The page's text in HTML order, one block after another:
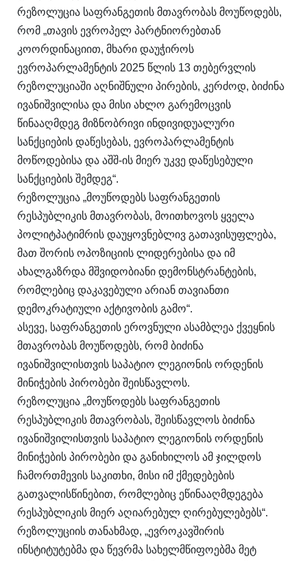
რეზოლუცია საფრანგეთის მთავრობას მოუწოდებს,
რომ „თავის ევროპელ პარტნიორებთან
კოორდინაციით, მხარი დაუჭიროს
ევროპარლამენტის 2025 წლის 13 თებერვლის
რეზოლუციაში აღნიშნული პირების, კერძოდ, ბიძინა
ივანიშვილისა და მისი ახლო გარემოცვის
წინააღმდეგ მიზნობრივი ინდივიდუალური
სანქციების დაწესებას, ევროპარლამენტის
მოწოდებისა და აშშ-ის მიერ უკვე დაწესებული
სანქციების შემდეგ“.
რეზოლუცია „მოუწოდებს საფრანგეთის
რესპუბლიკის მთავრობას, მოითხოვოს ყველა
პოლიტპატიმრის დაუყოვნებლივ გათავისუფლება,
მათ შორის ოპოზიციის ლიდერებისა და იმ
ახალგაზრდა მშვიდობიანი დემონსტრანტების,
რომლებიც დაკავებული არიან თავიანთი
დემოკრატიული აქტივობის გამო“.
ასევე, საფრანგეთის ეროვნული ასამბლეა ქვეყნის
მთავრობას მოუწოდებს, რომ ბიძინა
ივანიშვილისთვის საპატიო ლეგიონის ორდენის
მინიჭების პირობები შეისწავლოს.
რეზოლუცია „მოუწოდებს საფრანგეთის
რესპუბლიკის მთავრობას, შეისწავლოს ბიძინა
ივანიშვილისთვის საპატიო ლეგიონის ორდენის
მინიჭების პირობები და განიხილოს ამ ჯილდოს
ჩამორთმევის საკითხი, მისი იმ ქმედებების
გათვალისწინებით, რომლებიც ეწინააღმდეგება
რესპუბლიკის მიერ აღიარებულ ღირებულებებს“.
რეზოლუციის თანახმად, „ევროკავშირის
ინსტიტუტებმა და წევრმა სახელმწიფოებმა მეტ